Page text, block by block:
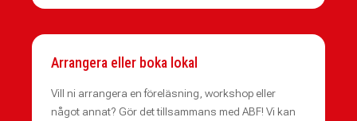
Arrangera eller boka lokal
Vill ni arrangera en föreläsning, workshop eller
något annat? Gör det tillsammans med ABF! Vi kan